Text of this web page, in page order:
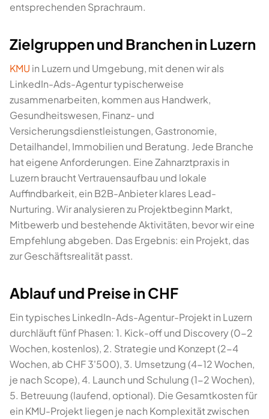
entsprechenden Sprachraum.
Zielgruppen und Branchen in Luzern
KMU in Luzern und Umgebung, mit denen wir als
LinkedIn-Ads-Agentur typischerweise
zusammenarbeiten, kommen aus Handwerk,
Gesundheitswesen, Finanz- und
Versicherungsdienstleistungen, Gastronomie,
Detailhandel, Immobilien und Beratung. Jede Branche
hat eigene Anforderungen. Eine Zahnarztpraxis in
Luzern braucht Vertrauensaufbau und lokale
Auffindbarkeit, ein B2B-Anbieter klares Lead-
Nurturing. Wir analysieren zu Projektbeginn Markt,
Mitbewerb und bestehende Aktivitäten, bevor wir eine
Empfehlung abgeben. Das Ergebnis: ein Projekt, das
zur Geschäftsrealität passt.
Ablauf und Preise in CHF
Ein typisches LinkedIn-Ads-Agentur-Projekt in Luzern
durchläuft fünf Phasen: 1. Kick-off und Discovery (0-2
Wochen, kostenlos), 2. Strategie und Konzept (2-4
Wochen, ab CHF 3'500), 3. Umsetzung (4-12 Wochen,
je nach Scope), 4. Launch und Schulung (1-2 Wochen),
5. Betreuung (laufend, optional). Die Gesamtkosten für
ein KMU-Projekt liegen je nach Komplexität zwischen